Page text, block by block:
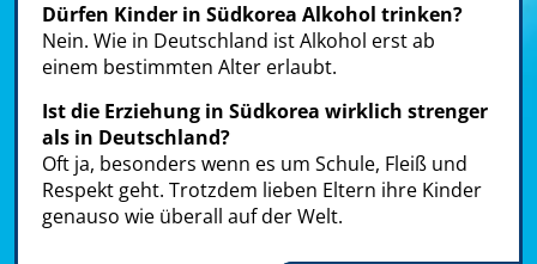
Dürfen Kinder in Südkorea Alkohol trinken?
Nein. Wie in Deutschland ist Alkohol erst ab
einem bestimmten Alter erlaubt.
Ist die Erziehung in Südkorea wirklich strenger
als in Deutschland?
Oft ja, besonders wenn es um Schule, Fleiß und
Respekt geht. Trotzdem lieben Eltern ihre Kinder
genauso wie überall auf der Welt.